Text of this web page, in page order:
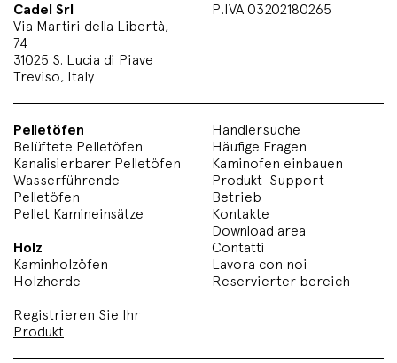
Cadel Srl
Via Martiri della Libertà,
74
31025 S. Lucia di Piave
Treviso, Italy
P.IVA 03202180265
Pelletöfen
Belüftete Pelletöfen
Kanalisierbarer Pelletöfen
Wasserführende
Pelletöfen
Pellet Kamineinsätze
Holz
Kaminholzöfen
Holzherde
Registrieren Sie Ihr
Produkt
Handlersuche
Häufige Fragen
Kaminofen einbauen
Produkt-Support
Betrieb
Kontakte
Download area
Contatti
Lavora con noi
Reservierter bereich